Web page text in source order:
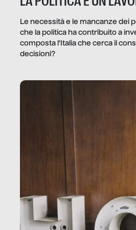
Le necessità e le mancanze dei
che la politica ha contribuito a
composta l’Italia che cerca il
decisioni?